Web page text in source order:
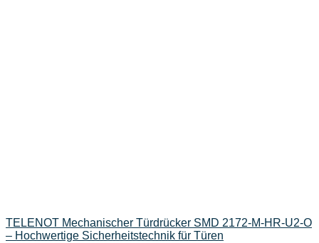
TELENOT Mechanischer Türdrücker SMD 2172-M-HR-U2-O
– Hochwertige Sicherheitstechnik für Türen